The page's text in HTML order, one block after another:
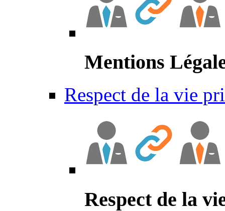
Mentions
Respect de la vie
Respect de la